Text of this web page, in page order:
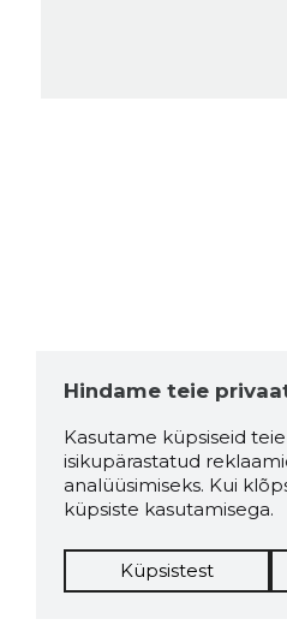
Hindame teie
Kasutame küpsiseid
isikupärastatud
analüüsimiseks. Kui
küpsiste kasutamisega.
Küpsistest